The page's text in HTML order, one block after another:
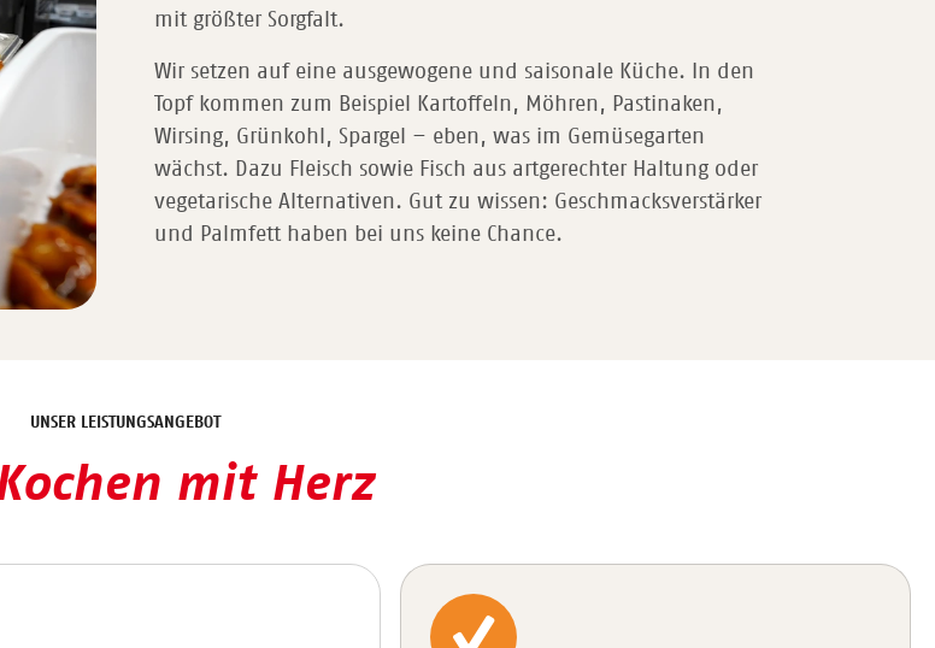
mit größter Sorgfalt.
Wir setzen auf eine ausgewogene und saisonale Küche. In den
Topf kommen zum Beispiel Kartoffeln, Möhren, Pastinaken,
Wirsing, Grünkohl, Spargel – eben, was im Gemüsegarten
wächst. Dazu Fleisch sowie Fisch aus artgerechter Haltung oder
vegetarische Alternativen. Gut zu wissen: Geschmacksverstärker
und Palmfett haben bei uns keine Chance.
UNSER LEISTUNGSANGEBOT
mit Herz